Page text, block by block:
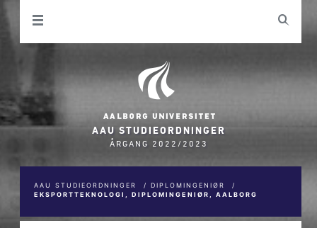
AAU STUDIEORDNINGER
ÅRGANG 2022/2023
AAU STUDIEORDNINGER / DIPLOMINGENIØR
/
EKSPORTTEKNOLOGI, DIPLOMINGENIØR, AALBORG